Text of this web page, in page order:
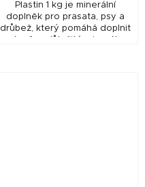
Plastin 1 kg je minerální
doplněk pro prasata, psy a
drůbež, který pomáhá doplnit